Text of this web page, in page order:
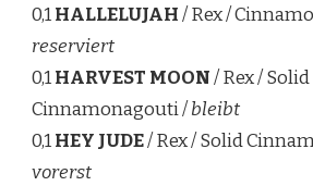
0,1HALLELUJAH/ Rex /
reserviert
0,1HARVEST MOON/ Rex / Solid
Cinnamonagouti /bleibt
0,1HEY JUDE/ Rex / Solid
vorerst